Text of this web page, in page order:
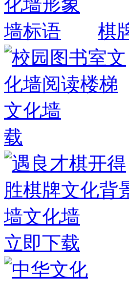
棋
载
立即下载